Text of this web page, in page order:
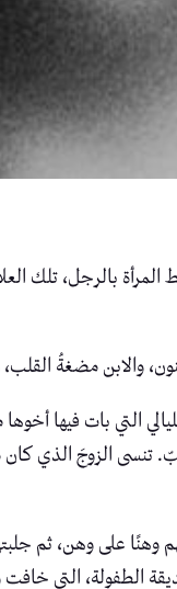
بالرجل، تلك
والابن مضغةُ القلب،
التي بات فيها
تنسى الزوجَ الذي كان
وهنًا على وهن، ثم
الطفولة، التي خافت